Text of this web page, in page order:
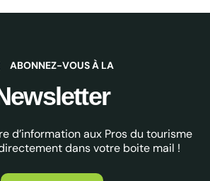
ABONNEZ-VOUS À LA
d’information aux Pros du tourisme
dans votre boite mail !